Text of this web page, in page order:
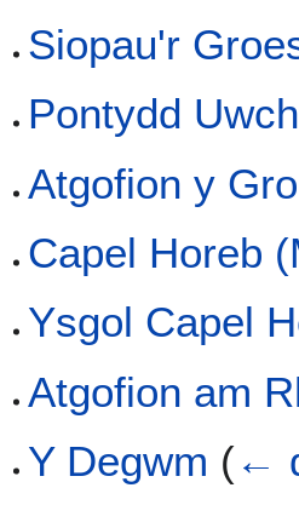
Siopau'r
Pontydd
Atgofion y
Capel Horeb
Ysgol Capel
Atgofion am
Y Degwm (←